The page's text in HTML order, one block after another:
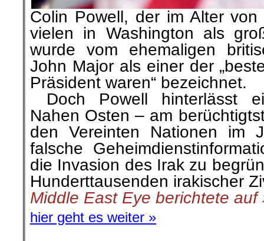
Colin Powell, der im Alter
vielen in Washington als
wurde vom ehemaligen
John Major als einer der
Präsident waren“ bezeichnet.
Doch Powell hinterlässt
Nahen Osten – am
den Vereinten Nationen im
falsche
die Invasion des Irak zu
Hunderttausenden irakischer
Middle East Eye berichtete auf
hier geht es weiter »